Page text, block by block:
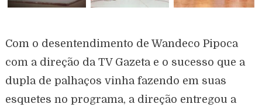
Com o desentendimento de Wandeco Pipoca
com a direção da TV Gazeta e o sucesso que a
dupla de palhaços vinha fazendo em suas
esquetes no programa, a direção entregou a